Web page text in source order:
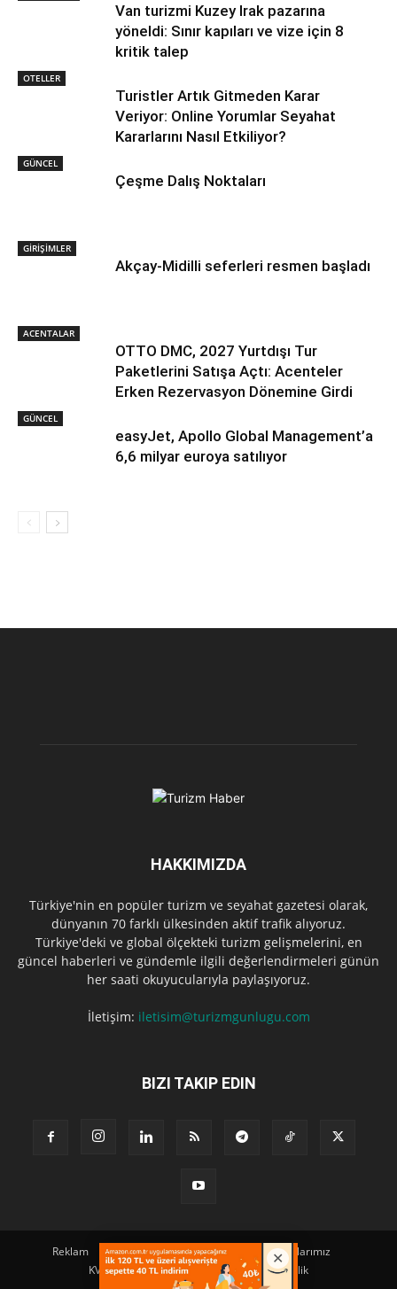
Van turizmi Kuzey Irak pazarına
yöneldi: Sınır kapıları ve vize için 8
kritik talep
OTELLER
Turistler Artık Gitmeden Karar
Veriyor: Online Yorumlar Seyahat
Kararlarını Nasıl Etkiliyor?
GÜNCEL
Çeşme Dalış Noktaları
GİRİŞİMLER
Akçay-Midilli seferleri resmen başladı
ACENTALAR
OTTO DMC, 2027 Yurtdışı Tur
Paketlerini Satışa Açtı: Acenteler
Erken Rezervasyon Dönemine Girdi
GÜNCEL
easyJet, Apollo Global Management’a
6,6 milyar euroya satılıyor
HAKKIMIZDA
Türkiye'nin en popüler turizm ve seyahat gazetesi olarak,
dünyanın 70 farklı ülkesinden aktif trafik alıyoruz.
Türkiye'deki ve global ölçekteki turizm gelişmelerini, en
güncel haberleri ve gündemle ilgili değerlendirmeleri günün
her saati okuyucularıyla paylaşıyoruz.
İletişim: iletisim@turizmgunlugu.com
BIZI TAKIP EDIN
Reklam Künye Hakkımızda Iletişim
Yazarlarımız
KVKK Aydınlatma Metni
Kullanım ve Gizlilik